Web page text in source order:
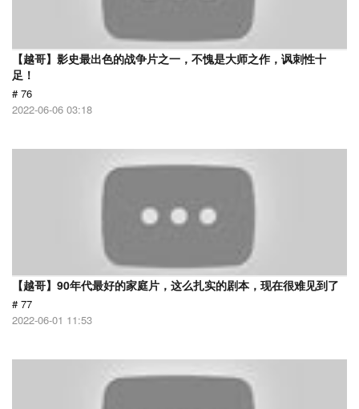
【越哥】影史最出色的战争片之一，不愧是大师之作，讽刺性十
足！
# 76
2022-06-06 03:18
【越哥】90年代最好的家庭片，这么扎实的剧本，现在很难见到了
# 77
2022-06-01 11:53